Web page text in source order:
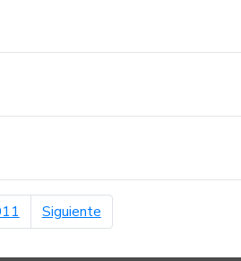
Siguientepágina siguiente